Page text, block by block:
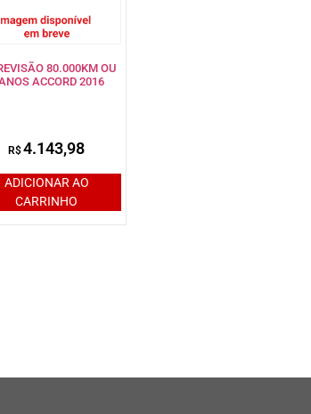
80.000KM OU
ACCORD 2016
R$4.143,98
ADICIONAR AO
CARRINHO